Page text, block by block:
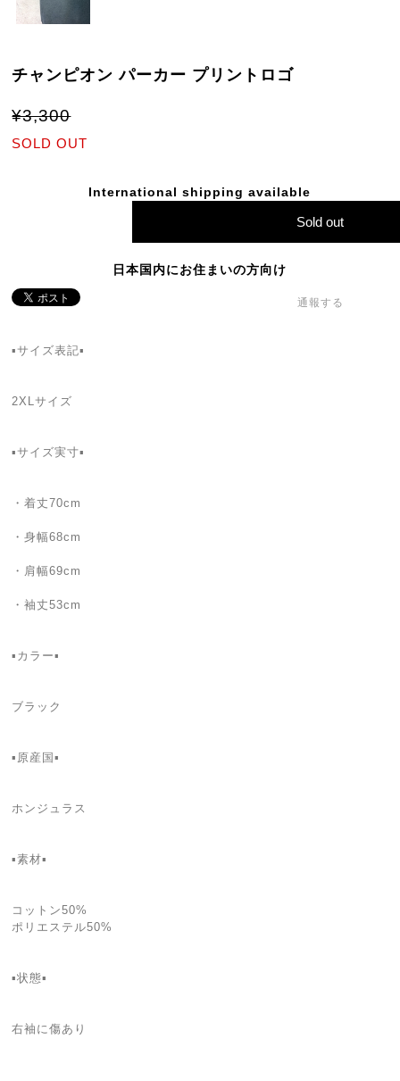
チャンピオン パーカー プリントロゴ
¥3,300
SOLD OUT
International shipping available
Sold out
日本国内にお住まいの方向け
通報する
▪️サイズ表記▪️
2XLサイズ
▪️サイズ実寸▪️
・着丈70cm
・身幅68cm
・肩幅69cm
・袖丈53cm
▪️カラー▪️
ブラック
▪️原産国▪️
ホンジュラス
▪️素材▪️
コットン50%
ポリエステル50%
▪️状態▪️
右袖に傷あり